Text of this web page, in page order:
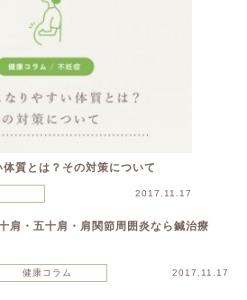
質とは？その対策について
2017.11.17
肩・五十肩・肩関節周囲炎なら鍼治療
健康コラム 2017.11.17